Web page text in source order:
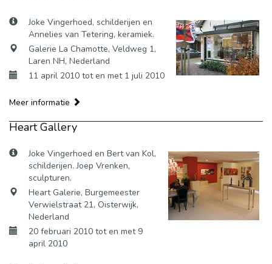
Joke Vingerhoed, schilderijen en
Annelies van Tetering, keramiek.
Galerie La Chamotte, Veldweg 1,
Laren NH, Nederland
11 april 2010 tot en met 1 juli 2010
Meer informatie
Heart Gallery
Joke Vingerhoed en Bert van Kol,
schilderijen. Joep Vrenken,
sculpturen.
Heart Galerie, Burgemeester
Verwielstraat 21, Oisterwijk,
Nederland
20 februari 2010 tot en met 9
april 2010